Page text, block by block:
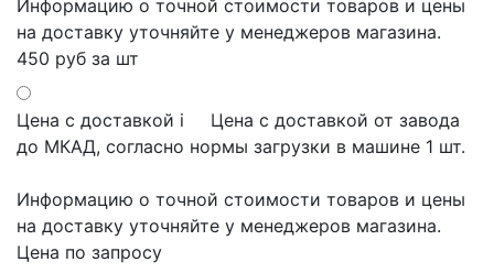
Информацию о точной стоимости товаров и цены
на доставку уточняйте у менеджеров магазина.
450 руб за шт
Цена с доставкой i
Цена с доставкой от завода
до МКАД, согласно нормы загрузки в машине 1 шт.
Информацию о точной стоимости товаров и цены
на доставку уточняйте у менеджеров магазина.
Цена по запросу